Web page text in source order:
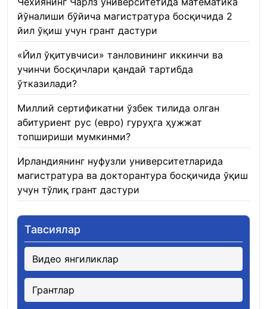
йўналиши бўйича магистратура босқичида 2
йил ўқиш учун грант дастури
«Йил ўқитувчиси» танловининг иккинчи ва
учинчи босқичлари қандай тартибда
ўтказилади?
Миллий сертификатни ўзбек тилида олган
абитуриент рус (евро) гуруҳга ҳужжат
топшириши мумкинми?
Ирландиянинг нуфузли университетларида
магистратура ва докторантура босқичида ўқиш
учун тўлиқ грант дастури
Тавсиялар
Видео янгиликлар
Грантлар